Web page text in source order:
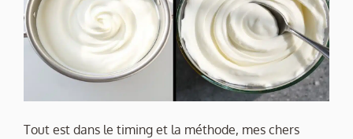
Tout est dans le timing et la méthode, mes chers